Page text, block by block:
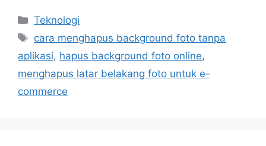
Kategori
Teknologi
Tag
cara menghapus background foto tanpa
aplikasi, hapus background foto online,
menghapus latar belakang foto untuk e-
commerce